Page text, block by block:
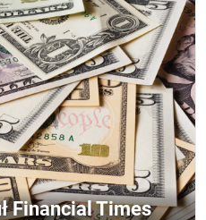
Financial Times